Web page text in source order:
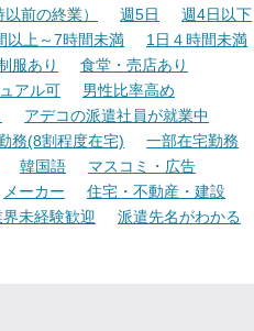
前の終業） 週5日
週4日以下
以上～7時間未満
1日４時間未満
服あり
食堂・売店あり
アル可
男性比率高め
アデコの派遣社員が就業中
務(8割程度在宅)
一部在宅勤務
韓国語
マスコミ・広告
メーカー
住宅・不動産・建設
界未経験歓迎
派遣先名がわかる